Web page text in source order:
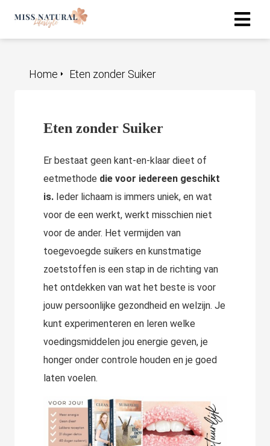
Eten zonder Suiker
Home
Eten zonder Suiker
Er bestaat geen kant-en-klaar dieet of
eetmethode die voor iedereen geschikt
is. Ieder lichaam is immers uniek, en wat
voor de een werkt, werkt misschien niet
voor de ander. Het vermijden van
toegevoegde suikers en kunstmatige
zoetstoffen is een stap in de richting van
het ontdekken van wat het beste is voor
jouw persoonlijke gezondheid en welzijn. Je
kunt experimenteren en leren welke
voedingsmiddelen jou energie geven, je
honger onder controle houden en je goed
laten voelen.